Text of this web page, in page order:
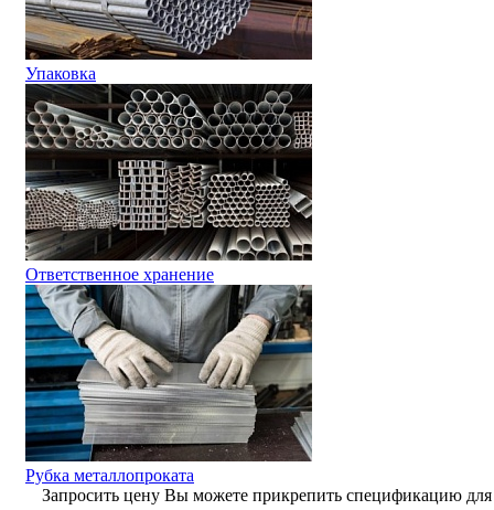
Упаковка
Ответственное хранение
Рубка металлопроката
Запросить цену Вы можете прикрепить спецификацию для